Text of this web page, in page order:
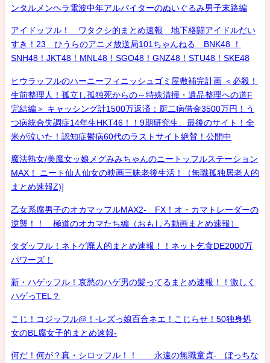
ンタルメンヘラ電波中年アルバイターのぬいぐるみ男子末路編
アイドッフル！ ワタクシ的まとめ速報 地下格闘アイドルだい
すき！23 ひうらのアニメ放送局101ちゃんねる BNK48 ！
SNH48！JKT48！MNL48！SGO48！GNZ48！STU48！SKE48
ヒウラッフルのハーニーフィニッシュゴミ屋敷補完計画 ＜必殺！
生前整理人！孤立し孤独死からの～特殊清掃・遺品整理への道F
完結編＞ キャッシング計1500万返済：厨二病借金3500万円！う
つ病統合失調症14年生HKT46！！9期研究生、最後のサイト！全
米が泣いた！認知症鬱病60代のラストサイト絶賛！公開中
魔法熟女/美魔女ッ娘メグみみちゃんのニートッフルステーション
MAX！ ニート仙人仙女の映画三昧老後生活！（無職孤独居老人的
まとめ速報Z)]
乙女系腐男子のオカマッフルMAX2- FX！オ・カマトレーダーの
逆襲！！ 極道のオカマたち編（おもしろ動画まとめ速報）
タダッフル！ネトゲ廃人的まとめ速報！！ネット乞食DE2000万
パワーズ！
新・ハゲッフル！哀愁のハゲ男の髪ってるまとめ速報！！激しく
ハゲっTEL？
こじ！コジッフル@！-レズっ娘百合ネエ！こじらせ！50独身処
女のBL腐女子的まとめ速報-
何だ！何が？真・シロッフル！！ 永遠の無職童貞- ぼっちな